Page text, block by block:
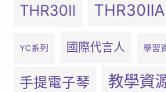
THR30II THR30IIA
YC系列 國際代言人 學習
手提電子琴 教學資